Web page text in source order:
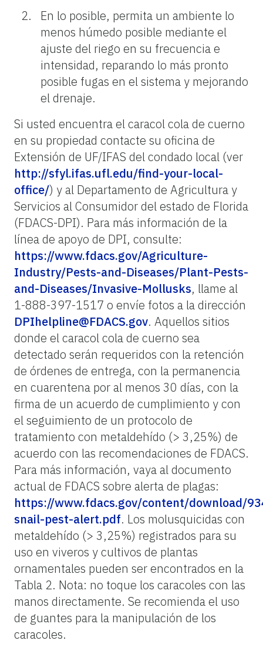
En lo posible, permita un ambiente lo
menos húmedo posible mediante el
ajuste del riego en su frecuencia e
intensidad, reparando lo más pronto
posible fugas en el sistema y mejorando
el drenaje.
Si usted encuentra el caracol cola de cuerno
en su propiedad contacte su oficina de
Extensión de UF/IFAS del condado local (ver
http://sfyl.ifas.ufl.edu/find-your-local-
office/) y al Departamento de Agricultura y
Servicios al Consumidor del estado de Florida
(FDACS-DPI). Para más información de la
línea de apoyo de DPI, consulte:
https://www.fdacs.gov/Agriculture-
Industry/Pests-and-Diseases/Plant-Pests-
and-Diseases/Invasive-Mollusks, llame al
1-888-397-1517 o envíe fotos a la dirección
DPIhelpline@FDACS.gov. Aquellos sitios
donde el caracol cola de cuerno sea
detectado serán requeridos con la retención
de órdenes de entrega, con la permanencia
en cuarentena por al menos 30 días, con la
firma de un acuerdo de cumplimiento y con
el seguimiento de un protocolo de
tratamiento con metaldehído (> 3,25%) de
acuerdo con las recomendaciones de FDACS.
Para más información, vaya al documento
actual de FDACS sobre alerta de plagas:
https://www.fdacs.gov/content/download/
snail-pest-alert.pdf. Los molusquicidas con
metaldehído (> 3,25%) registrados para su
uso en viveros y cultivos de plantas
ornamentales pueden ser encontrados en la
Tabla 2. Nota: no toque los caracoles con las
manos directamente. Se recomienda el uso
de guantes para la manipulación de los
caracoles.